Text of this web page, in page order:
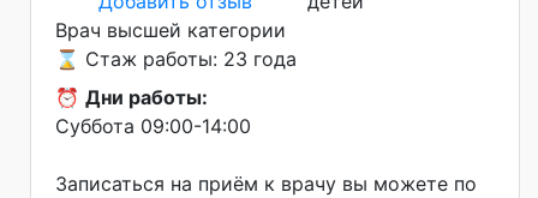
Врач высшей категории
⌛ Стаж работы: 23 года
⏰ Дни работы:
Суббота 09:00-14:00
Записаться на приём к врачу вы можете по